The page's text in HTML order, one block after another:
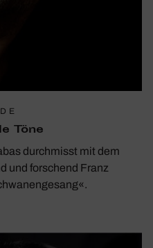
Töne
durchmisst mit dem
und forschend Franz